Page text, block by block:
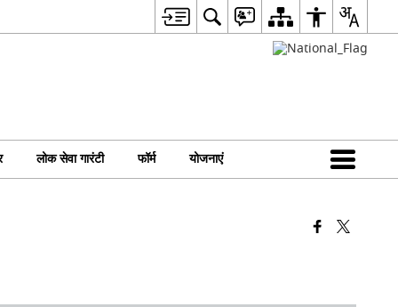
लोक सेवा गारंटी फॉर्म योजनाएं